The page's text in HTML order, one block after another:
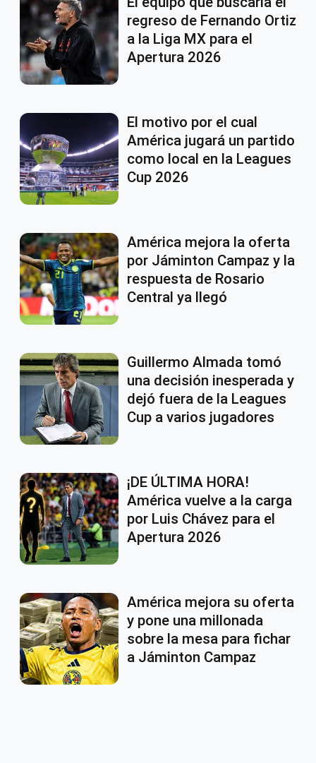
regreso de Fernando Ortiz
a la Liga MX para el
Apertura 2026
El motivo por el cual
América jugará un partido
como local en la Leagues
Cup 2026
América mejora la oferta
por Jáminton Campaz y la
respuesta de Rosario
Central ya llegó
Guillermo Almada tomó
una decisión inesperada y
dejó fuera de la Leagues
Cup a varios jugadores
¡DE ÚLTIMA HORA!
América vuelve a la carga
por Luis Chávez para el
Apertura 2026
América mejora su oferta
y pone una millonada
sobre la mesa para fichar
a Jáminton Campaz